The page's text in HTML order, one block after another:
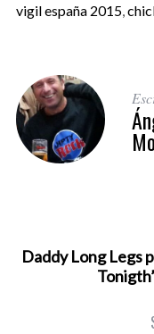
vigil españa 2015,
Daddy Long Legs